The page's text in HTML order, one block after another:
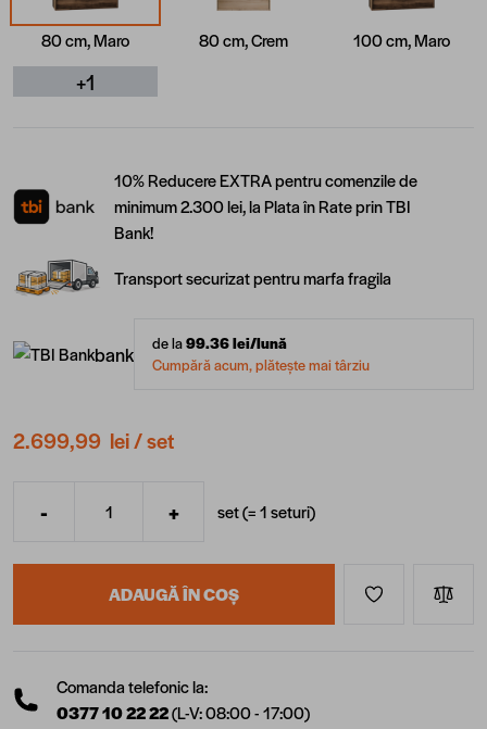
80 cm, Maro 80 cm, Crem 100 cm, Maro
+1
10% Reducere EXTRA pentru comenzile de
minimum 2.300 lei, la Plata în Rate prin TBI
Bank!
Transport securizat pentru marfa fragila
bank de la99.36lei/lună
Cumpără acum, plătește mai târziu
2.699,99 lei/ set
Cantitate
- + set (=1seturi)
ADAUGĂ ÎN COȘ
Comanda telefonic la:
0377 10 22 22(L-V: 08:00 - 17:00)